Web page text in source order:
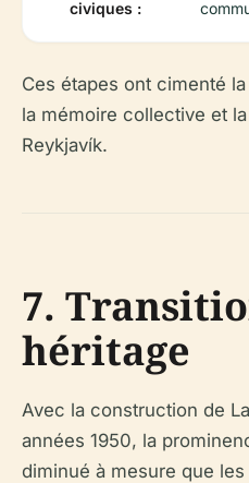
civiques :
Ces étapes ont cimenté
la mémoire collective et
Reykjavík.
7.
héritage
Avec la construction de
années 1950, la
diminué à mesure que